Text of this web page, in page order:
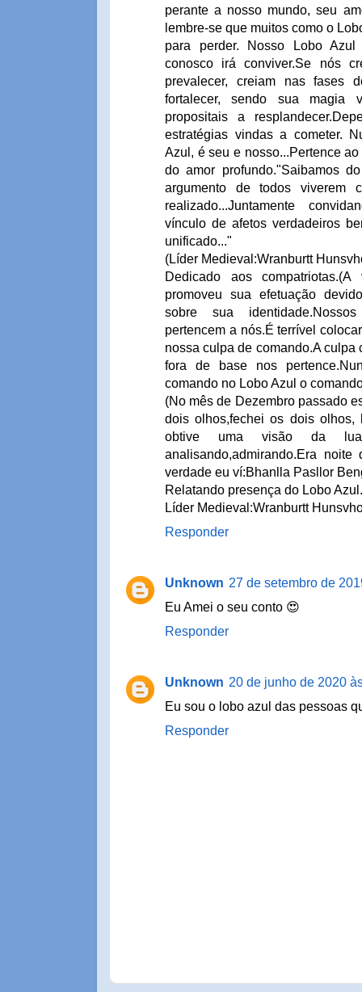
perante a nosso mundo, seu
lembre-se que muitos como o
para perder. Nosso Lobo
conosco irá conviver.Se nós
prevalecer, creiam nas
fortalecer, sendo sua magia
propositais a
estratégias vindas a cometer.
Azul, é seu e nosso...Pertence
do amor profundo."Saibamos
argumento de todos
realizado...Juntamente
vínculo de afetos verdadeiros
unificado..."
(Líder Medieval:Wranburtt
Dedicado aos
promoveu sua efetuação
sobre sua
pertencem a nós.É terrível
nossa culpa de comando.A
fora de base nos
comando no Lobo Azul o
(No mês de Dezembro passado
dois olhos,fechei os dois
obtive uma visão da
analisando,admirando.Era
verdade eu ví:Bhanlla Pasllor
Relatando presença do Lobo Azul.
Líder Medieval:Wranburtt
Responder
Unknown 27 de setembro de
Eu Amei o seu conto 😍
Responder
Unknown 20 de junho de 2020
Eu sou o lobo azul das pessoas
Responder